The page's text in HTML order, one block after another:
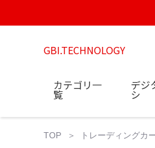
GBI.TECHNOLOGY
カテゴリ一
覧
デジ
シ
TOP トレーディングカ